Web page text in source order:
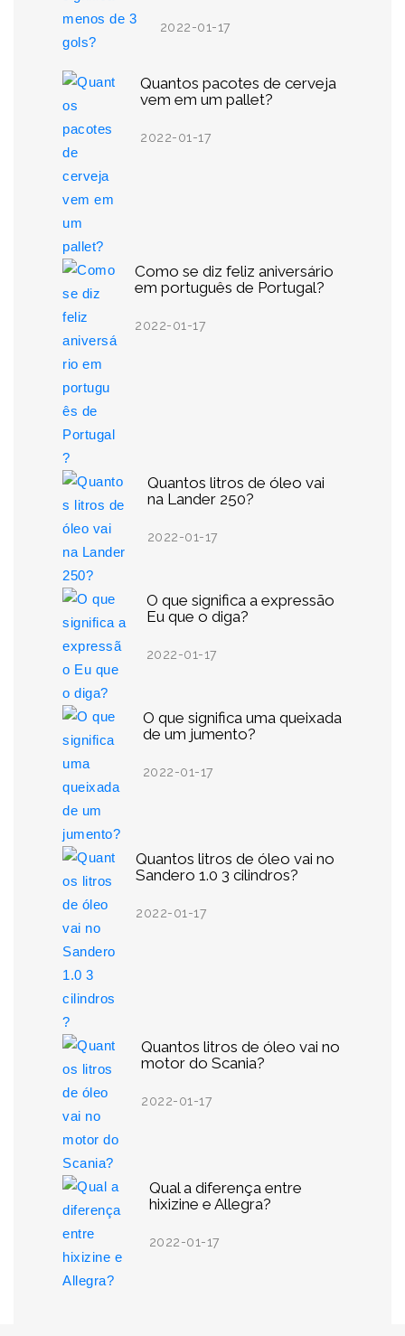
2022-01-17
Quantos pacotes de cerveja
vem em um pallet?
2022-01-17
Como se diz feliz aniversário
em português de Portugal?
2022-01-17
Quantos litros de óleo vai
na Lander 250?
2022-01-17
O que significa a expressão
Eu que o diga?
2022-01-17
O que significa uma queixada
de um jumento?
2022-01-17
Quantos litros de óleo vai no
Sandero 1.0 3 cilindros?
2022-01-17
Quantos litros de óleo vai no
motor do Scania?
2022-01-17
Qual a diferença entre
hixizine e Allegra?
2022-01-17